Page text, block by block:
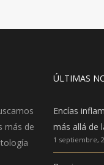
más de
ÚLTIMAS
Encías
más allá de
1 septiembre,